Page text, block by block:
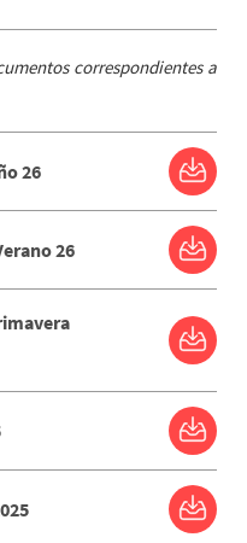
correspondientes a
26
26